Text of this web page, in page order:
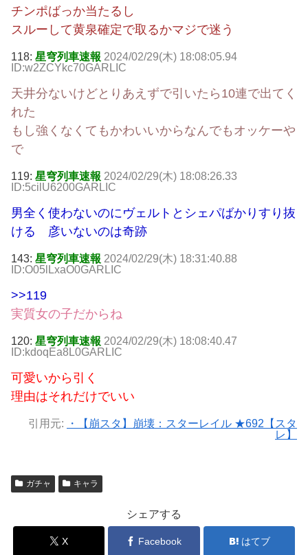
チンポばっか当たるし
スルーして黄泉確定で取るかマジで迷う
118: 星穹列車速報 2024/02/29(木) 18:08:05.94
ID:w2ZCYkc70GARLIC
天井分ないけどとりあえずで引いたら10連で出てく
れた
もし強くなくてもかわいいからなんでもオッケーや
で
119: 星穹列車速報 2024/02/29(木) 18:08:26.33
ID:5cilU6200GARLIC
男全く使わないのにヴェルトとシェパばかりすり抜
ける 彦いないのは奇跡
143: 星穹列車速報 2024/02/29(木) 18:31:40.88
ID:O05lLxaO0GARLIC
>>119
実質女の子だからね
120: 星穹列車速報 2024/02/29(木) 18:08:40.47
ID:kdoqEa8L0GARLIC
可愛いから引く
理由はそれだけでいい
引用元:
・【崩スタ】崩壊：スターレイル ★692【スタ
レ】
ガチャ キャラ
シェアする
X Facebook はてブ